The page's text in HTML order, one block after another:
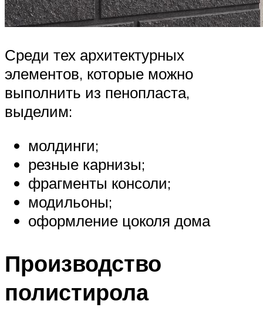
Среди тех архитектурных
элементов, которые можно
выполнить из пенопласта,
выделим:
молдинги;
резные карнизы;
фрагменты консоли;
модильоны;
оформление цоколя дома
Производство
полистирола